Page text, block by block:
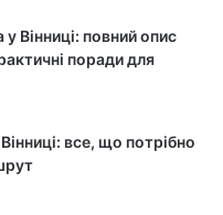
Вінниці: повний опис
поради для
все, що потрібно